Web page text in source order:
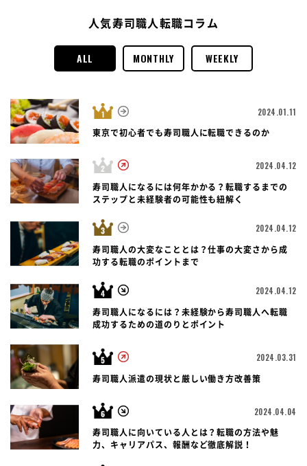
人気寿司職人転職コラム
ALL MONTHLY WEEKLY
2024.01.11
東京で初心者でも寿司職人に転職できるのか
2024.04.12
寿司職人になるには何年かかる？転職するまでの
ステップと未経験者の可能性も紐解く
2024.04.12
寿司職人の大変なこととは？仕事の大変さから成
功する転職のポイントまで
2024.04.12
寿司職人になるには？未経験から寿司職人へ転職
成功するための道のりとポイント
2024.03.31
寿司職人派遣の現状と厳しい働き方改善策
2024.04.04
寿司職人に向いている人とは？転職の方法や魅
力、キャリアパス、報酬など徹底解説！